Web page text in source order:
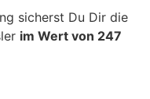
sicherst Du Dir die
im Wert von 247